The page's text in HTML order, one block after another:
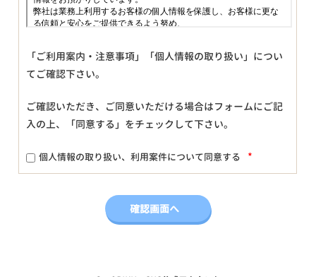
「ご利用案内・注意事項」「個人情報の取り扱い」につい
てご確認下さい。
ご確認いただき、ご同意いただける場合はフォームにご記
入の上、「同意する」をチェックして下さい。
個人情報の取り扱い、利用案件について同意する *